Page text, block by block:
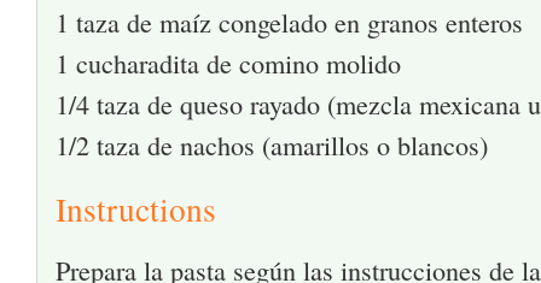
1 taza de maíz congelado en granos enteros
1 cucharadita de comino molido
1/4 taza de queso rayado (mezcla mexicana
1/2 taza de nachos (amarillos o blancos)
Instructions
Prepara la pasta según las instrucciones de